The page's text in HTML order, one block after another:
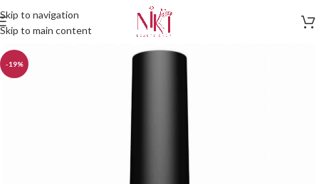
Skip to navigation
Skip to main content
-19%